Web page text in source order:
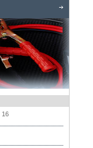
16